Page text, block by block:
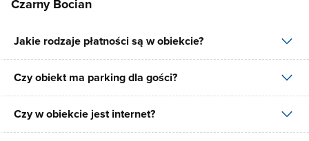
Czarny Bocian
Jakie rodzaje płatności są w obiekcie?
W obiekcie dostępne są następujące formy płatności: gotówka,
płatność przelewem.
Czy obiekt ma parking dla gości?
Tak, Czarny Bocian posiada bezpłatny parking dla gości na 10
miejsc.
Czy w obiekcie jest internet?